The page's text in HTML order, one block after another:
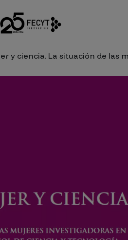
de ayuda
y ciencia. La situación de las